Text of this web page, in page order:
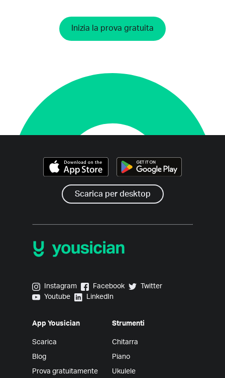
Inizia la prova gratuita
Scarica per desktop
Yousician on Instagram
Instagram Yousician on Facebook
Facebook Yousician on Twitter
Twitter
Yousician on Youtube
Youtube Yousician on LinkedIn
LinkedIn
App Yousician
Scarica
Blog
Prova gratuitamente
Strumenti
Chitarra
Piano
Ukulele